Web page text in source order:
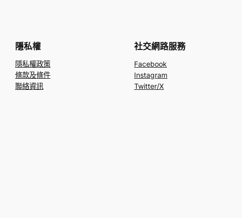
隱私權
隱私權政策
條款及條件
聯絡資訊
社交網路服務
Facebook
Instagram
Twitter/X